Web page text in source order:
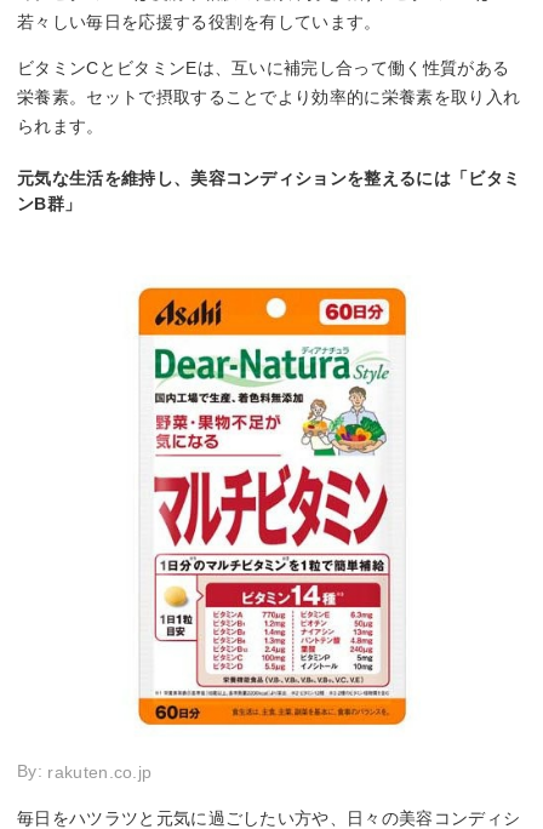
若々しい毎日を応援する役割を有しています。
ビタミンCとビタミンEは、互いに補完し合って働く性質がある
栄養素。セットで摂取することでより効率的に栄養素を取り入れ
られます。
元気な生活を維持し、美容コンディションを整えるには「ビタミ
ンB群」
By: rakuten.co.jp
毎日をハツラツと元気に過ごしたい方や、日々の美容コンディシ